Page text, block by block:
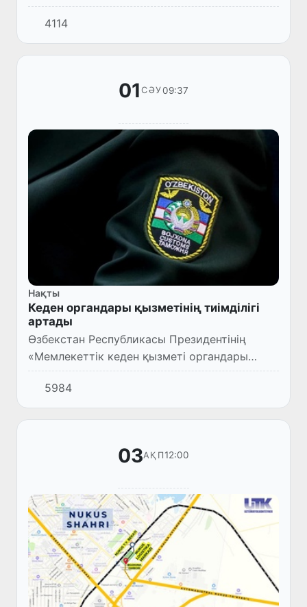
бастап электронды кезек жүйесі енгізіледі.
4114
01СӘУ09:37
Нақты
Кеден органдары қызметінің тиімділігі
артады
Өзбекстан Республикасы Президентінің
«Мемлекеттік кеден қызметі органдары
қызметіннің тиімділігін арттыру бойынша іс-
шаралары туралы» (ПФ-57-санды,
25.03.2025 ж.) Жарлығы қабылдан...
5984
03АҚП12:00